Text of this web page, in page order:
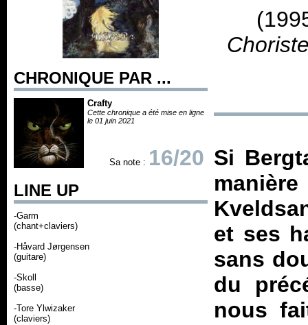
CHRONIQUE PAR ...
Crafty
Cette chronique a été mise en ligne
le 01 juin 2021
Sa note : 16/20
LINE UP
-Garm
(chant+claviers)
-Håvard Jørgensen
(guitare)
-Skoll
(basse)
-Tore Ylwizaker
(claviers)
Si
et ses
sans
du
nous